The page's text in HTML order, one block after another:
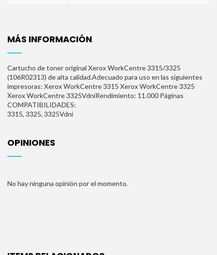
MÁS INFORMACIÓN
Cartucho de toner original Xerox WorkCentre 3315/3325
(106R02313) de alta calidad.Adecuado para uso en las siguientes
impresoras: Xerox WorkCentre 3315 Xerox WorkCentre 3325
Xerox WorkCentre 3325VdniRendimiento: 11.000 Páginas
COMPATIBILIDADES:
3315, 3325, 3325Vdni
OPINIONES
No hay ninguna opinión por el momento.